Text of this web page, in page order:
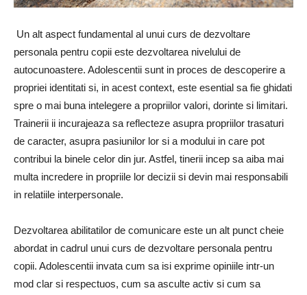
Un alt aspect fundamental al unui curs de dezvoltare
personala pentru copii este dezvoltarea nivelului de
autocunoastere. Adolescentii sunt in proces de descoperire a
propriei identitati si, in acest context, este esential sa fie ghidati
spre o mai buna intelegere a propriilor valori, dorinte si limitari.
Trainerii ii incurajeaza sa reflecteze asupra propriilor trasaturi
de caracter, asupra pasiunilor lor si a modului in care pot
contribui la binele celor din jur. Astfel, tinerii incep sa aiba mai
multa incredere in propriile lor decizii si devin mai responsabili
in relatiile interpersonale.
Dezvoltarea abilitatilor de comunicare este un alt punct cheie
abordat in cadrul unui curs de dezvoltare personala pentru
copii. Adolescentii invata cum sa isi exprime opiniile intr-un
mod clar si respectuos, cum sa asculte activ si cum sa